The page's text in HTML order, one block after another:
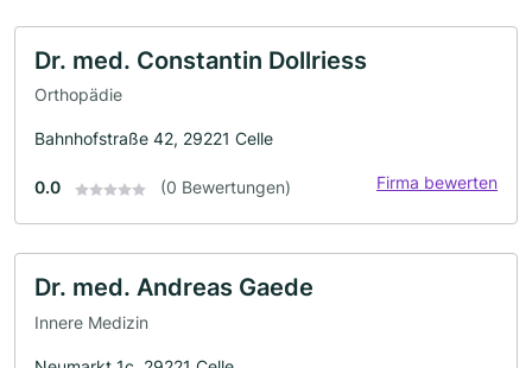
Dr. med. Constantin Dollriess
Orthopädie
Bahnhofstraße 42, 29221 Celle
0.0 (0 Bewertungen) Firma bewerten
Dr. med. Andreas Gaede
Innere Medizin